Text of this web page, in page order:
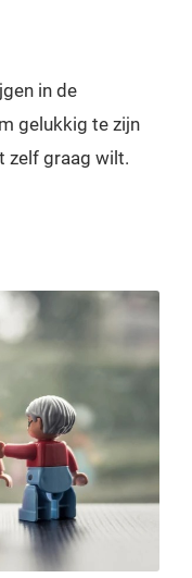
in de
gelukkig te zijn
zelf graag wilt.